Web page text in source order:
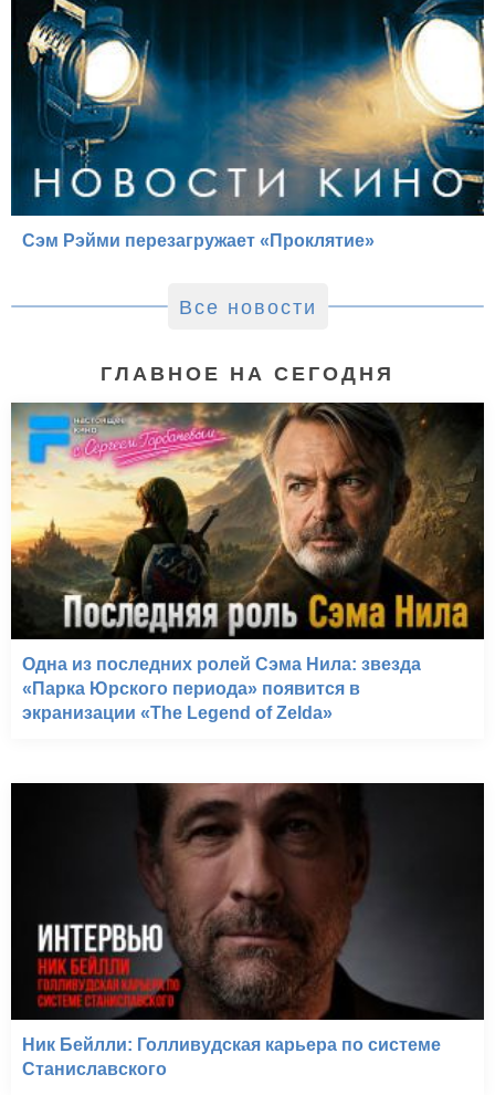
Сэм Рэйми перезагружает «Проклятие»
Все новости
ГЛАВНОЕ НА СЕГОДНЯ
Одна из последних ролей Сэма Нила: звезда
«Парка Юрского периода» появится в
экранизации «The Legend of Zelda»
Ник Бейлли: Голливудская карьера по системе
Станиславского